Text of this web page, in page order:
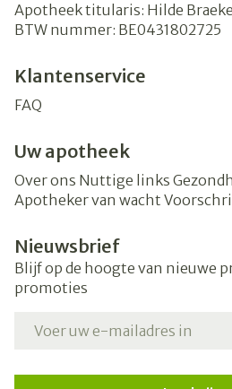
Apotheek titularis: Hilde
BTW nummer: BE0431802725
Klantenservice
FAQ
Uw apotheek
Over ons Nuttige links
Apotheker van wacht
Nieuwsbrief
Blijf op de hoogte van nieuwe
promoties